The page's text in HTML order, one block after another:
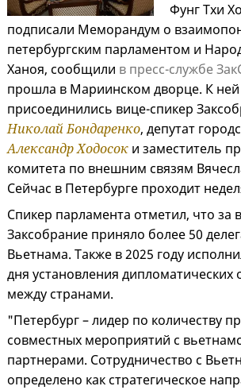
Фунг Тхи
подписали Меморандум о
петербургским парламентом и
Ханоя, сообщили в пресс-службе
прошла в Мариинском дворце. К ней
присоединились вице-спикер
Николай Бондаренко, депутат
Александр Ходосок и заместитель
комитета по внешним связям
Сейчас в Петербурге проходит
Спикер парламента отметил, что за
Заксобрание приняло более 50
Вьетнама. Также в 2025 году
дня установления
между странами.
"Петербург – лидер по количеству
совместных мероприятий с
партнерами. Сотрудничество с
определено как стратегическое